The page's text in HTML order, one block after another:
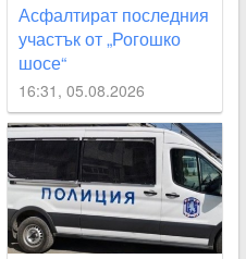
Асфалтират последния
участък от „Рогошко
шосе“
16:31, 05.08.2026